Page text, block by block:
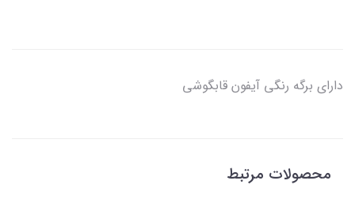
دارای برگه رنگی آیفون قابگوشی
محصولات مرتبط